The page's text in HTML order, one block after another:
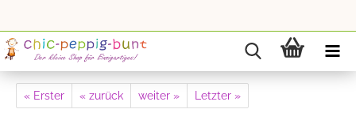
« Erster « zurück weiter »
Letzter »